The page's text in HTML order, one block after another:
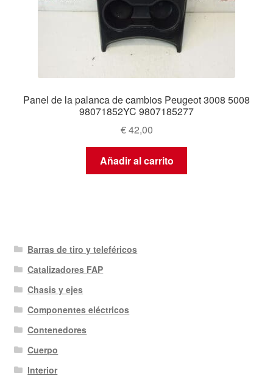
Panel de la palanca de cambios Peugeot 3008 5008
98071852YC 9807185277
€42,00
Añadir al carrito
Barras de tiro y teleféricos
Catalizadores FAP
Chasis y ejes
Componentes eléctricos
Contenedores
Cuerpo
Interior